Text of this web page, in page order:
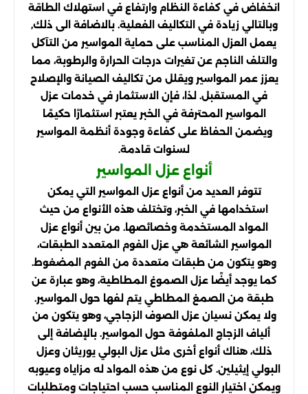
انخفاض في كفاءة النظام وارتفاع في استهلاك الطاقة
وبالتالي زيادة في التكاليف الفعلية. بالاضافة الى ذلك,
يعمل العزل المناسب على حماية المواسير من التآكل
والتلف الناجم عن تغيرات درجات الحرارة والرطوبة، مما
يعزز عمر المواسير ويقلل من تكاليف الصيانة والإصلاح
في المستقبل. لذا، فإن الاستثمار في خدمات عزل
المواسير المحترفة في الخبر يعتبر استثمارًا حكيمًا
ويضمن الحفاظ على كفاءة وجودة أنظمة المواسير
لسنوات قادمة.
أنواع عزل المواسير
تتوفر العديد من أنواع عزل المواسير التي يمكن
استخدامها في الخبر، وتختلف هذه الأنواع من حيث
المواد المستخدمة وخصائصها. من بين أنواع عزل
المواسير الشائعة هي عزل الفوم المتعدد الطبقات،
وهو يتكون من طبقات متعددة من الفوم المضغوط.
كما يوجد أيضًا عزل الصموغ المطاطية، وهو عبارة عن
طبقة من الصمغ المطاطي يتم لفها حول المواسير.
ولا يمكن نسيان عزل الصوف الزجاجي، وهو يتكون من
ألياف الزجاج الملفوفة حول المواسير. بالإضافة إلى
ذلك، هناك أنواع أخرى مثل عزل البولي يوريثان وعزل
البولي إيثيلين. كل نوع من هذه المواد له مزاياه وعيوبه
ويمكن اختيار النوع المناسب حسب احتياجات ومتطلبات